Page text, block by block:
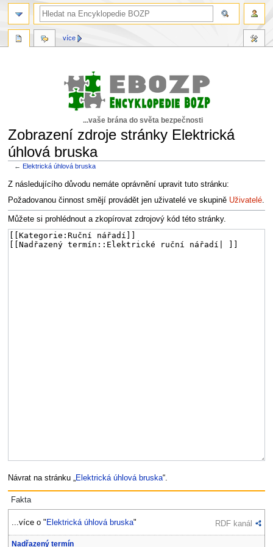
...vaše brána do světa bezpečnosti
Zobrazení zdroje stránky Elektrická
úhlová bruska
← Elektrická úhlová bruska
Skočit
na
Skočit
na
Z následujícího důvodu nemáte oprávnění upravit tuto stránku:
Požadovanou činnost smějí provádět jen uživatelé ve skupině Uživatelé.
Můžete si prohlédnout a zkopírovat zdrojový kód této stránky.
Návrat na stránku „Elektrická úhlová bruska“.
Fakta
...více o " Elektrická úhlová bruska" RDF kanál
Nadřazený termín
více